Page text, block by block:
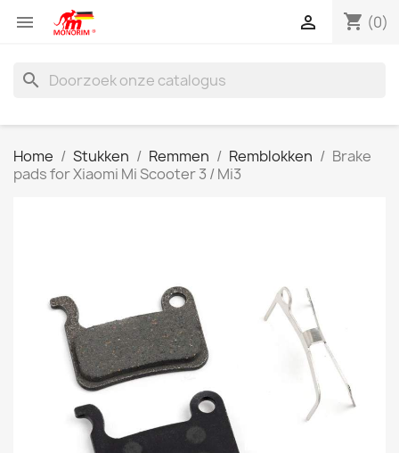
 shopping_cart (0)

search
Home Stukken Remmen Remblokken
Brake
pads for Xiaomi Mi Scooter 3 / Mi3